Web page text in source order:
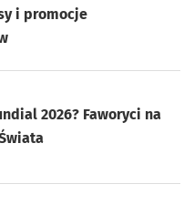
i promocje
2026? Faworyci na